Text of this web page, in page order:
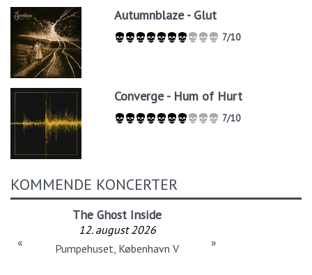
Autumnblaze - Glut
7/10
Converge - Hum of Hurt
7/10
KOMMENDE KONCERTER
The Ghost Inside
12. august 2026
Pumpehuset, København V
« »